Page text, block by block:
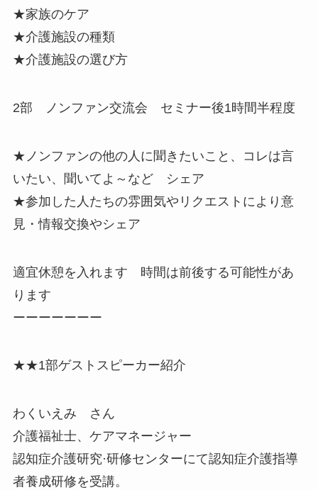
★家族のケア
★介護施設の種類
★介護施設の選び方
2部 ノンファン交流会 セミナー後1時間半程度
★ノンファンの他の人に聞きたいこと、コレは言
いたい、聞いてよ～など シェア
★参加した人たちの雰囲気やリクエストにより意
見・情報交換やシェア
適宜休憩を入れます 時間は前後する可能性があ
ります
ーーーーーーー
★★1部ゲストスピーカー紹介
わくいえみ さん
介護福祉士、ケアマネージャー
認知症介護研究·研修センターにて認知症介護指導
者養成研修を受講。